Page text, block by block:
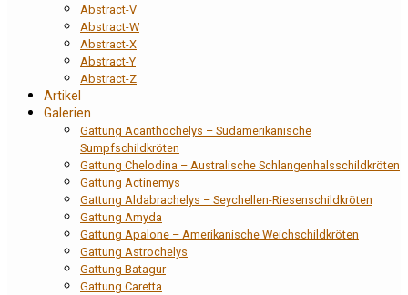
Abstract-V
Abstract-W
Abstract-X
Abstract-Y
Abstract-Z
Artikel
Galerien
Gattung Acanthochelys – Südamerikanische
Sumpfschildkröten
Gattung Chelodina – Australische Schlangenhalsschildkröten
Gattung Actinemys
Gattung Aldabrachelys – Seychellen-Riesenschildkröten
Gattung Amyda
Gattung Apalone – Amerikanische Weichschildkröten
Gattung Astrochelys
Gattung Batagur
Gattung Caretta